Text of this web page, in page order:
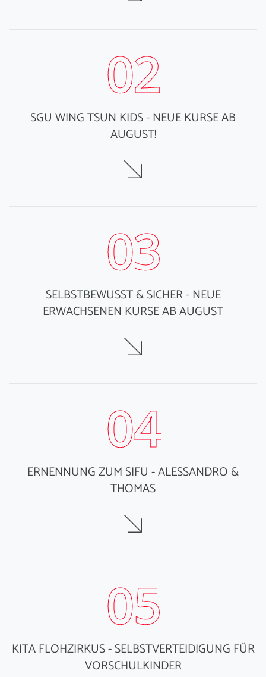
02
SGU WING TSUN KIDS - NEUE KURSE AB
AUGUST!
03
SELBSTBEWUSST & SICHER - NEUE
ERWACHSENEN KURSE AB AUGUST
04
ERNENNUNG ZUM SIFU - ALESSANDRO &
THOMAS
05
KITA FLOHZIRKUS - SELBSTVERTEIDIGUNG FÜR
VORSCHULKINDER